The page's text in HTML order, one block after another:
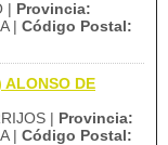
| Provincia:
| Código Postal:
DE
| Provincia:
| Código Postal: